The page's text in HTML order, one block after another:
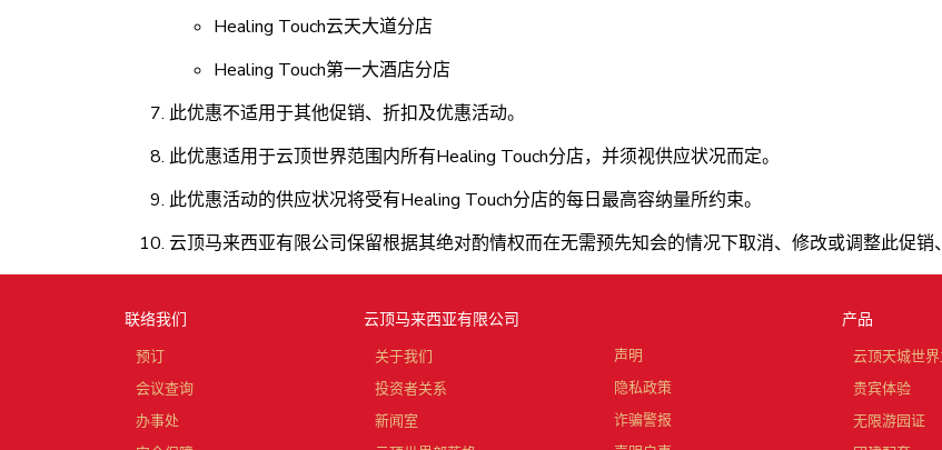
Healing Touch云天大道分店
Healing Touch第一大酒店分店
此优惠不适用于其他促销、折扣及优惠活动。
此优惠适用于云顶世界范围内所有Healing Touch分店，并须视供应状况而定。
此优惠活动的供应状况将受有Healing Touch分店的每日最高容纳量所约束。
云顶马来西亚有限公司保留根据其绝对酌情权而在无需预先知会的情况下取消、修改或调整此促销
联络我们
预订
会议查询
办事处
云顶马来西亚有限公司
关于我们
投资者关系
新闻室
声明
隐私政策
诈骗警报
产品
云顶天城世
贵宾体验
无限游园证